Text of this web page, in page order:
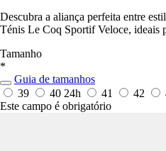
Descubra a aliança perfeita entre
Ténis Le Coq Sportif Veloce, ideais
Tamanho
*
Guia de tamanhos
39
40 24h 41 42
Este campo é obrigatório